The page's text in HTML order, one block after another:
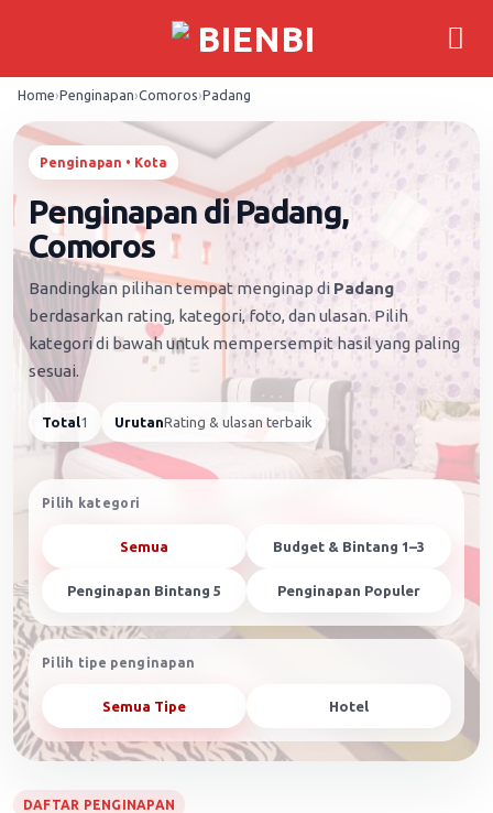
Home›Penginapan›Comoros›Padang
Penginapan • Kota
Penginapan di Padang,
Comoros
Bandingkan pilihan tempat menginap di Padang
berdasarkan rating, kategori, foto, dan ulasan. Pilih
kategori di bawah untuk mempersempit hasil yang paling
sesuai.
Total1 UrutanRating & ulasan terbaik
Pilih kategori
Semua Budget & Bintang 1–3
Penginapan Bintang 5 Penginapan Populer
Pilih tipe penginapan
Semua Tipe Hotel
DAFTAR PENGINAPAN